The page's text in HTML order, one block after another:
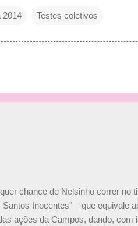
2014 Testes coletivos
chance de Nelsinho correr no
Inocentes" – que equivale
ações da Campos, dando, com